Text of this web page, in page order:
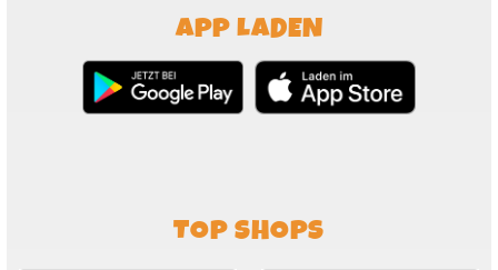
APP LADEN
TOP SHOPS